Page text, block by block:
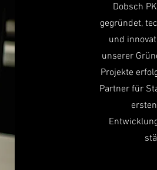
Dobsch
gegründet,
und
unserer
Projekte
Partner für